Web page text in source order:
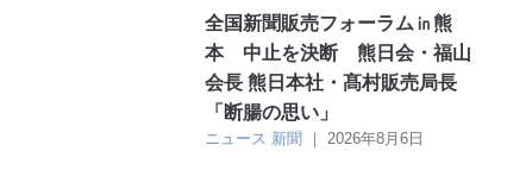
全国新聞販売フォーラム㏌熊
本 中止を決断 熊日会・福山
会長 熊日本社・髙村販売局長
「断腸の思い」
ニュース 新聞 ｜ 2026年8月6日